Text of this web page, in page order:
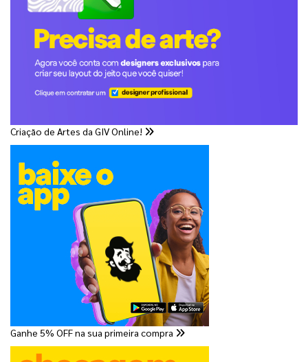
Criação de Artes da GIV Online!
Ganhe 5% OFF na sua primeira compra